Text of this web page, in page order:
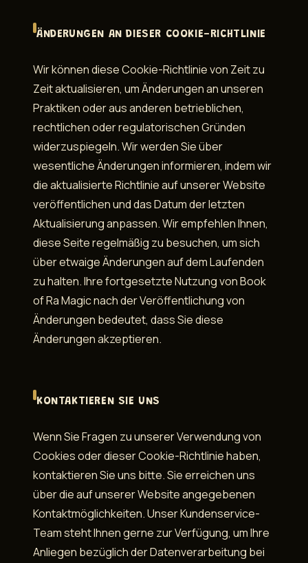
ÄNDERUNGEN AN DIESER COOKIE-RICHTLINIE
Wir können diese Cookie-Richtlinie von Zeit zu
Zeit aktualisieren, um Änderungen an unseren
Praktiken oder aus anderen betrieblichen,
rechtlichen oder regulatorischen Gründen
widerzuspiegeln. Wir werden Sie über
wesentliche Änderungen informieren, indem wir
die aktualisierte Richtlinie auf unserer Website
veröffentlichen und das Datum der letzten
Aktualisierung anpassen. Wir empfehlen Ihnen,
diese Seite regelmäßig zu besuchen, um sich
über etwaige Änderungen auf dem Laufenden
zu halten. Ihre fortgesetzte Nutzung von Book
of Ra Magic nach der Veröffentlichung von
Änderungen bedeutet, dass Sie diese
Änderungen akzeptieren.
KONTAKTIEREN SIE UNS
Wenn Sie Fragen zu unserer Verwendung von
Cookies oder dieser Cookie-Richtlinie haben,
kontaktieren Sie uns bitte. Sie erreichen uns
über die auf unserer Website angegebenen
Kontaktmöglichkeiten. Unser Kundenservice-
Team steht Ihnen gerne zur Verfügung, um Ihre
Anliegen bezüglich der Datenverarbeitung bei